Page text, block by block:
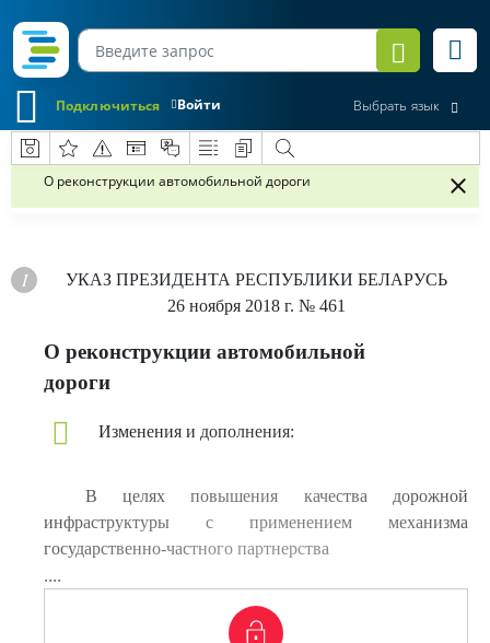
Войти
Подключиться Выбрать язык
О реконструкции автомобильной дороги
УКАЗ ПРЕЗИДЕНТА РЕСПУБЛИКИ БЕЛАРУСЬ
26 ноября 2018 г. № 461
О реконструкции автомобильной
дороги
Изменения и дополнения:
В целях повышения качества дорожной
инфраструктуры с применением механизма
государственно-частного партнерства
....